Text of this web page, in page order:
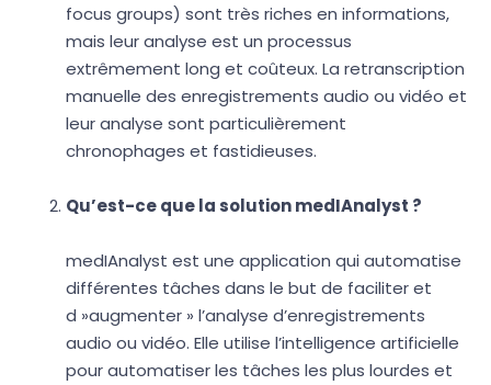
focus groups) sont très riches en informations,
mais leur analyse est un processus
extrêmement long et coûteux. La retranscription
manuelle des enregistrements audio ou vidéo et
leur analyse sont particulièrement
chronophages et fastidieuses.
Qu’est-ce que la solution medIAnalyst ?
medIAnalyst est une application qui automatise
différentes tâches dans le but de faciliter et
d »augmenter » l’analyse d’enregistrements
audio ou vidéo. Elle utilise l’intelligence artificielle
pour automatiser les tâches les plus lourdes et